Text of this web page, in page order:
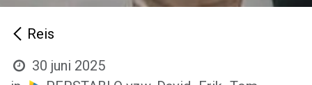
Reis
30 juni 2025